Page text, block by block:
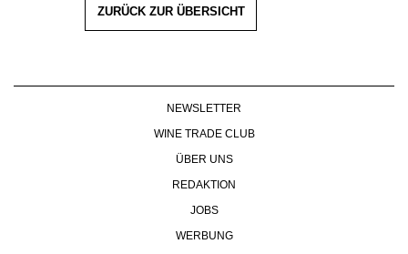
ZURÜCK ZUR ÜBERSICHT
NEWSLETTER
WINE TRADE CLUB
ÜBER UNS
REDAKTION
JOBS
WERBUNG